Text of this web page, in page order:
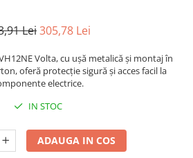
Lei305,78 Lei
Volta, cu ușă metalică și montaj în
oferă protecție sigură și acces facil la
electrice.
IN STOC
ADAUGA IN COS